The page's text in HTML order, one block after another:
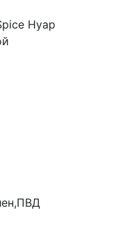
Нуар